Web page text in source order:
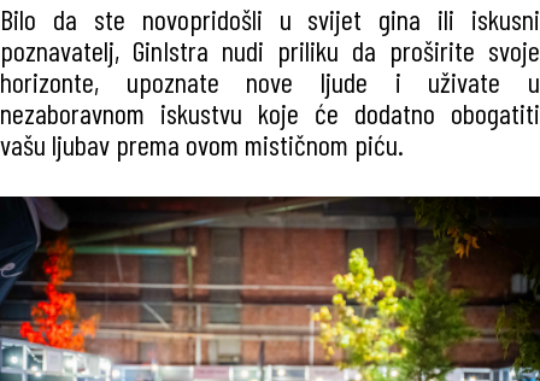
Bilo da ste novopridošli u svijet gina ili iskusni
poznavatelj, GinIstra nudi priliku da proširite svoje
horizonte, upoznate nove ljude i uživate u
nezaboravnom iskustvu koje će dodatno obogatiti
vašu ljubav prema ovom mističnom piću.